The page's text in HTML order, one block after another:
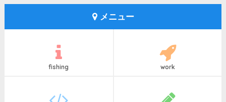
メニュー
fishing work